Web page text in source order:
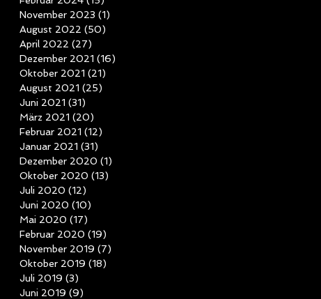
November 2023 (1)
August 2022 (50)
April 2022 (27)
Dezember 2021 (16)
Oktober 2021 (21)
August 2021 (25)
Juni 2021 (31)
März 2021 (20)
Februar 2021 (12)
Januar 2021 (31)
Dezember 2020 (1)
Oktober 2020 (13)
Juli 2020 (12)
Juni 2020 (10)
Mai 2020 (17)
Februar 2020 (19)
November 2019 (7)
Oktober 2019 (18)
Juli 2019 (3)
Juni 2019 (9)